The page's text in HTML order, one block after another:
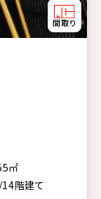
㎡
階建て